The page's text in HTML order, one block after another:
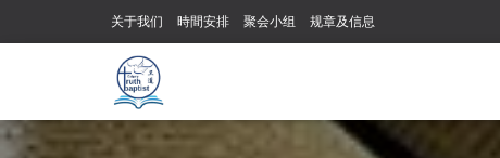
关于我们 時間安排 聚会小组 规章及信息